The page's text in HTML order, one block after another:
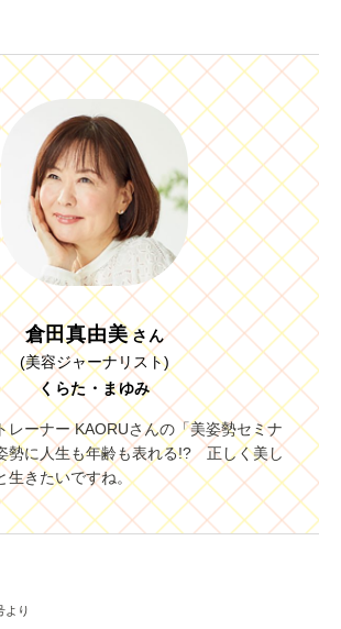
倉田真由美 さん
(美容ジャーナリスト)
くらた・まゆみ
レーナー KAORUさんの「美姿勢セミナ
勢に人生も年齢も表れる!? 正しく美し
生きたいですね。
より